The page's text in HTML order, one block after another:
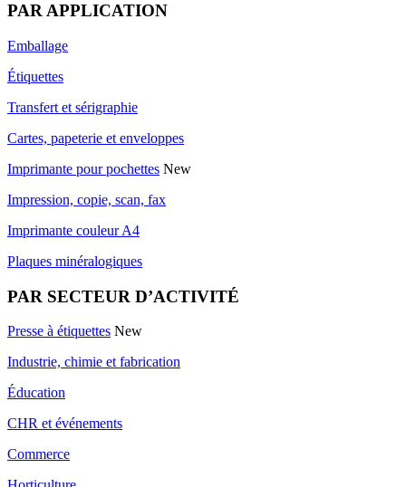
PAR APPLICATION
Emballage
Étiquettes
Transfert et sérigraphie
Cartes, papeterie et enveloppes
Imprimante pour pochettes New
Impression, copie, scan, fax
Imprimante couleur A4
Plaques minéralogiques
PAR SECTEUR D’ACTIVITÉ
Presse à étiquettes New
Industrie, chimie et fabrication
Éducation
CHR et événements
Commerce